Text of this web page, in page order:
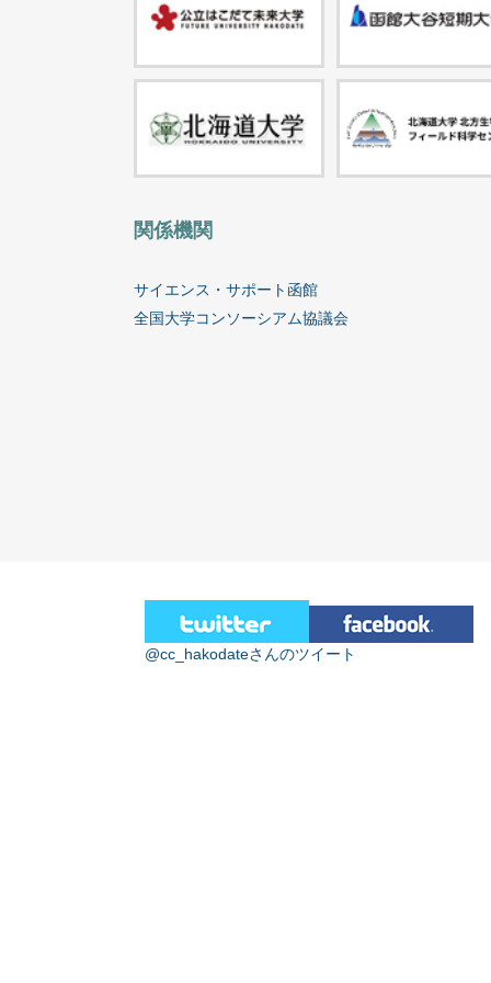
関係機関
サイエンス・サポート函館
全国大学コンソーシアム協議会
@cc_hakodateさんのツイート